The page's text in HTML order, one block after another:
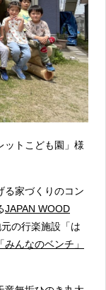
ットこども園」様
る家づくりのコン
JAPAN WOOD
の行楽施設「は
「みんなのベンチ」